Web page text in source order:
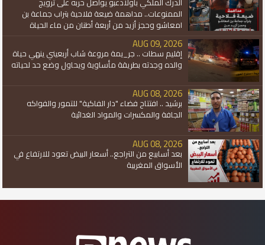
الممنوعات.. مداهمة ضيعة فلاحية بتراب جماعة بن
امعاشو وحجز أزيد من أربعة أطنان من ماء الحياة
AUG 09, 2026
إقليم سطات .. جر_يمة مروعة شاب أربعيني ينهي حياة
والده وجدته بطريقة مأساوية ويحاول وضع حد لحياته
AUG 08, 2026
برشيد .. افتتاح فضاء "دار الفاكية" للتمور والفواكه
الجافة والمكسرات والمواد الغدائية
AUG 08, 2026
بعد أسابيع من التراجع.. أسعار البيض تعود للارتفاع في
الأسواق المغربية